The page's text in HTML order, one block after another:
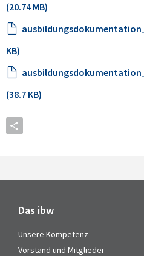
(20.74 MB)
KB)
(38.7 KB)
Das ibw
Unsere Kompetenz
Vorstand und Mitglieder